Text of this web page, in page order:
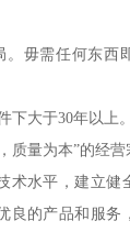
毋需任何东西
下大于30年以上。
质量为本”的经
术水平，建立健
良的产品和服务